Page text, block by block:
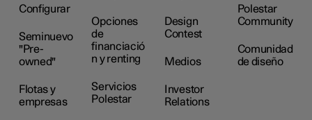
Configurar
Seminuevo
"Pre-
owned"
Flotas y
empresas
Opciones
de
financiació
n y renting
Servicios
Polestar
Design
Contest
Medios
Investor
Relations
Polestar
Community
Comunidad
de diseño